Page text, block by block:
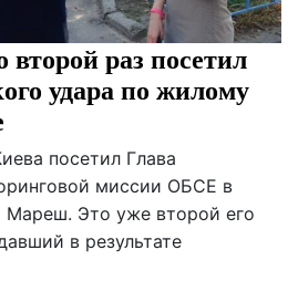
раз посетил
удара по жилому
посетил Глава
миссии ОБСЕ в
Мареш. Это уже второй его
в результате